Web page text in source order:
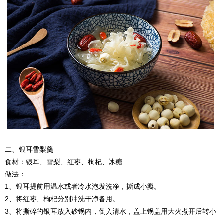
二、银耳雪梨羹
食材：银耳、雪梨、红枣、枸杞、冰糖
做法：
1、银耳提前用温水或者冷水泡发洗净，撕成小瓣。
2、将红枣、枸杞分别冲洗干净备用。
3、将撕碎的银耳放入砂锅内，倒入清水，盖上锅盖用大火煮开后转小